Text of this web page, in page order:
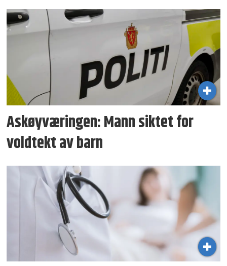
Askøyværingen: Mann siktet for
voldtekt av barn